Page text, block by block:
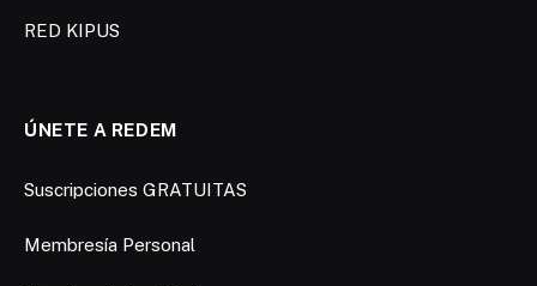
RED KIPUS
ÚNETE A REDEM
Suscripciones GRATUITAS
Membresía Personal